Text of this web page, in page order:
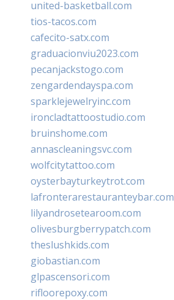
united-basketball.com
tios-tacos.com
cafecito-satx.com
graduacionviu2023.com
pecanjackstogo.com
zengardendayspa.com
sparklejewelryinc.com
ironcladtattoostudio.com
bruinshome.com
annascleaningsvc.com
wolfcitytattoo.com
oysterbayturkeytrot.com
lafronterarestauranteybar.com
lilyandrosetearoom.com
olivesburgberrypatch.com
theslushkids.com
giobastian.com
glpascensori.com
rifloorepoxy.com